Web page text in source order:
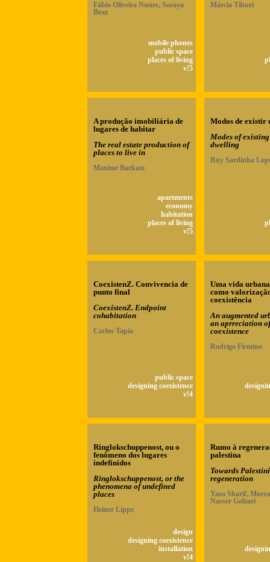
Fábio Oliveira Nunes, Soraya
Braz
mobile phones
public space
places of living
v!5
Márcia Tiburi
A produção imobiliária de
lugares de habitar
The real estate production of
places to live in
Maxime Barkatz
apartments
economy
habitation
places of living
v!5
Modos de existir
Modes of
dwelling
Ruy Sardinha
CoexistenZ. Convivencia de
punto final
CoexistenZ. Endpoint
cohabitation
Carlos Tapia
public space
designing coexistence
v!4
Uma vida
como
coexistência
An augmented
an aprreciation of
coexistence
Rodrigo Firmino
Ringlokschuppenost, ou o
fenômeno dos lugares
indefinidos
Ringlokschuppenost, or the
phenomena of undefined
places
Heiner Lippe
design
designing coexistence
installation
v!4
Rumo à
palestina
Towards
regeneration
Yara Sharif,
Nasser Golzari